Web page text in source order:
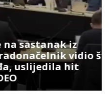
iz
vidio šta
hit